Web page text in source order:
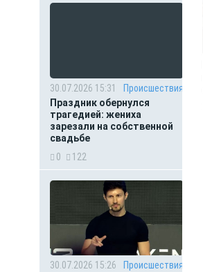
30.07.2026 15:31
Происшествия
Праздник обернулся
трагедией: жениха
зарезали на собственной
свадьбе
0
122
30.07.2026 15:26
Происшествия